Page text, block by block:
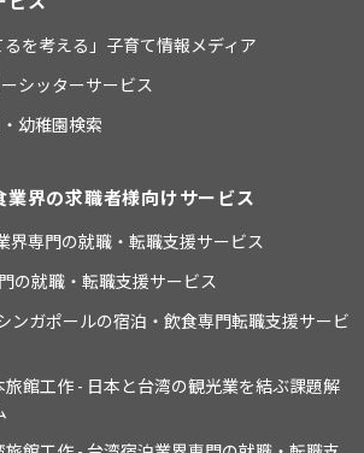
るを考える」子育て情報メディア
シッターサービス
幼稚園検索
業界の求職者様向けサービス
専門の就職・転職支援サービス
の就職・転職支援サービス
ンガポールの宿泊・飲食専門転職支援サービ
館工作 - 日本と台湾の観光業を結ぶ課題解